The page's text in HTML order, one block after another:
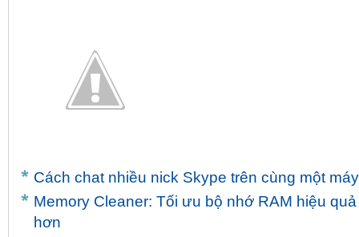
Cách chat nhiều nick Skype trên cùng một
Memory Cleaner: Tối ưu bộ nhớ RAM hiệu
hơn